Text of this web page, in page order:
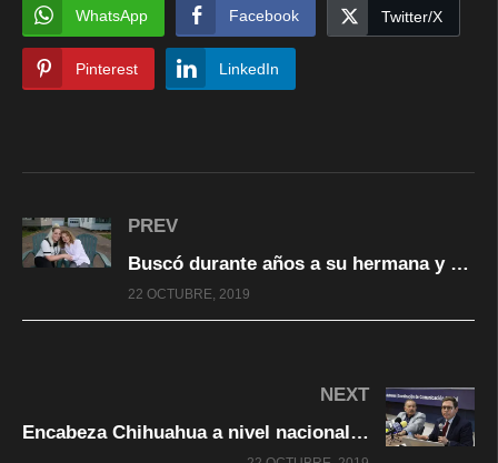
WhatsApp Facebook Twitter/X
Pinterest LinkedIn
PREV
Buscó durante años a su hermana y se enteró que era su vecina
22 OCTUBRE, 2019
NEXT
Encabeza Chihuahua a nivel nacional disminución en embarazo adolescente